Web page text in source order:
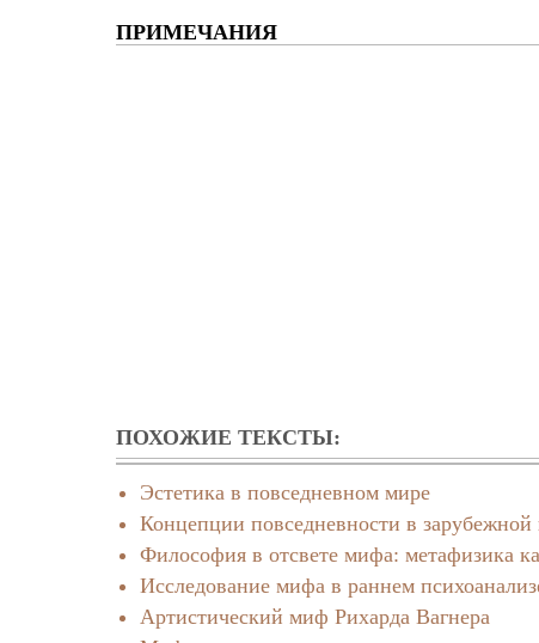
ПРИМЕЧАНИЯ
ПОХОЖИЕ ТЕКСТЫ:
Эстетика в повседневном мире
Концепции повседневности в зарубежной
Философия в отсвете мифа: метафизика
Исследование мифа в раннем
Артистический миф Рихарда Вагнера